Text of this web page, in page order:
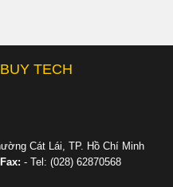
TECH
Cát Lái, TP. Hồ Chí Minh
- Tel: (028) 62870568